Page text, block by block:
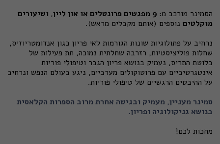
הסמינר מורכב מ:
מפגשים פרונטלים או און ליין, ושיעורים
מוקלטים נוספים (אותם מקבלים מראש).
נרחיב על פתולוגיות שונות הגורמות לאי פריון כגון אנדומטריוזיס,
שחלות פוליציסטיות, רזרבה שחלתית נמוכה, תת פעילות של
בלוטת התריס, נעמיק בנושא פריון הגבר וטיפולי פוריות
אינטגרטיביים עם פרוטוקולים מערביים, ניגע בעולם הנפש ונרחיב
על ההיבטים הרגשיים של טיפולי פוריות.
סמינר מעניין, מעמיק ובגישה אחרת מרוב הספרות הקלאסית
בנושא גניקולוגיה ופריון.
מחכות לכם!